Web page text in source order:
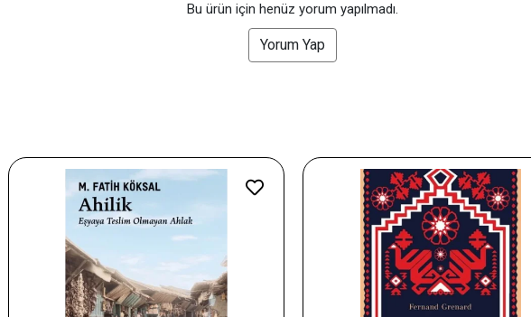
Bu ürün için henüz yorum yapılmadı.
Yorum Yap